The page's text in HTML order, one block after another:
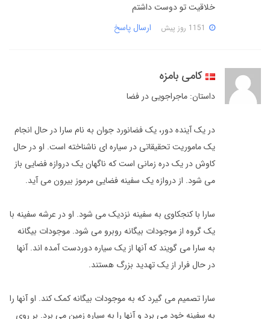
خلاقیت تو دوست داشتم
ارسال پاسخ
کامی بامزه
داستان: ماجراجویی در فضا
در یک آینده دور، یک فضانورد جوان به نام سارا در حال انجام
یک ماموریت تحقیقاتی در سیاره ای ناشناخته است. او در حال
کاوش در یک دره زمانی است که ناگهان یک دروازه فضایی باز
می شود. از دروازه یک سفینه فضایی مرموز بیرون می آید.
سارا با کنجکاوی به سفینه نزدیک می شود. او در عرشه سفینه با
یک گروه از موجودات بیگانه روبرو می شود. موجودات بیگانه
به سارا می گویند که آنها از یک سیاره دوردست آمده اند. آنها
در حال فرار از یک تهدید بزرگ هستند.
سارا تصمیم می گیرد که به موجودات بیگانه کمک کند. او آنها را
به سفینه خود می برد و آنها را به سیاره زمین می برد. بر روی